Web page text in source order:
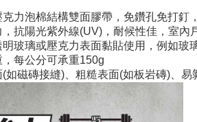
力泡棉結構雙面膠帶，免鑽孔免打釘
抗陽光紫外線(UV)，耐候性佳，室內
玻璃或壓克力表面黏貼使用，例如玻
每公分可承重150g
如磁磚接縫)、粗糙表面(如板岩磚)、